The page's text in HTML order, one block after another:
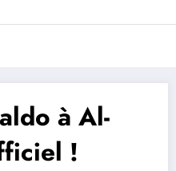
du football
à Al-
!